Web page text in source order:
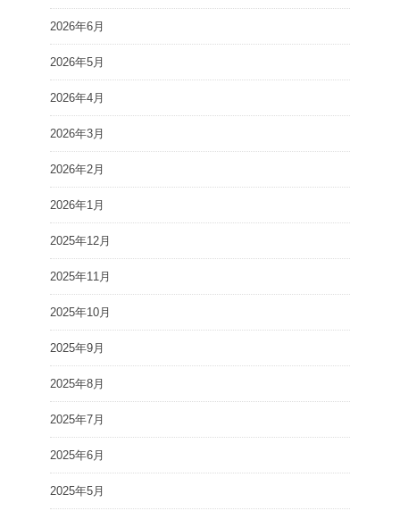
2026年6月
2026年5月
2026年4月
2026年3月
2026年2月
2026年1月
2025年12月
2025年11月
2025年10月
2025年9月
2025年8月
2025年7月
2025年6月
2025年5月